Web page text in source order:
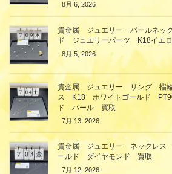
8月 6, 2026
貴金属 ジュエリー パールネッ
ド ジュエリーパーツ K18イエ
8月 5, 2026
貴金属 ジュエリー リング 指
ス K18 ホワイトゴールド
ド パール 買取
7月 13, 2026
貴金属 ジュエリー ネックレ
ールド ダイヤモンド 買取
7月 12, 2026